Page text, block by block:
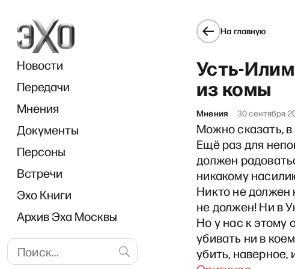
Новости
Передачи
Мнения
Документы
Персоны
Встречи
Эхо Книги
Архив Эха Москвы
На главную
Усть-
из комы
Мнения 30 сентября
Можно сказать,
Ещё раз для
должен
никакому
Никто не должен
не должен! Ни в
Но у нас к этому
убивать ни в
убить, наверное,
«В